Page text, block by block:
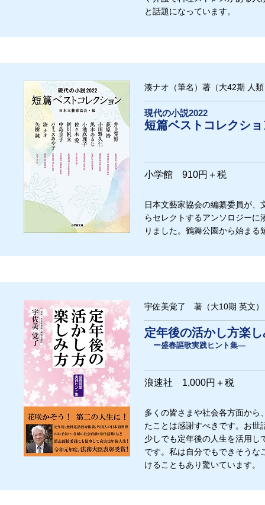
と話題になっています。
湊ナオ（筆名）著（大42期 人
現代の小説2022
短篇ベストコレクショ
小学館 910円＋税
日本文藝家協会の編纂委員が
らセレクトするアンソロジー
りました。鶴舞公園から始まる
宇佐美覚了 著（大10期 英文）
定年後の活かし方楽
ー盛春謳歌実践ヒント集―
浪速社 1,000円＋税
多くの皆さまや社会各方面から
たことは感謝すべきです。お世
少しでも定年後の人生を活用し
です。私は自分でもできそうな
けることもあり驚いています。